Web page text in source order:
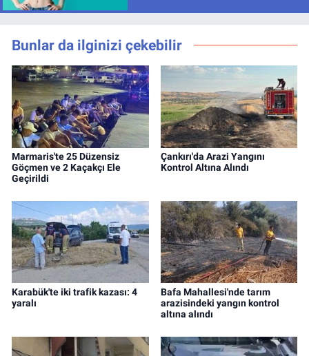
Bunlar da ilginizi çekebilir
Marmaris'te 25 Düzensiz
Göçmen ve 2 Kaçakçı Ele
Geçirildi
Çankırı'da Arazi Yangını
Kontrol Altına Alındı
Karabük'te iki trafik kazası: 4
yaralı
Bafa Mahallesi'nde tarım
arazisindeki yangın kontrol
altına alındı